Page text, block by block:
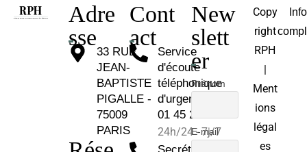
Adre
sse
33 RUE
JEAN-
BAPTISTE
PIGALLE -
75009
PARIS
Cont
act
Service
d'écoute
téléphonique
d'urgence :
01 45 26 81 30
24h/24 - 7j/7
New
slett
er
Prénom
E-mail
Copy
right
RPH
|
Ment
ions
légal
es